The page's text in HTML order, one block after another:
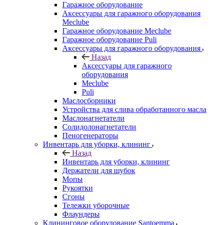
Гаражное оборудование
Аксессуары для гаражного оборудования
Meclube
Гаражное оборудование Meclube
Гаражное оборудование Puli
Аксессуары для гаражного оборудования
Назад
Аксессуары для гаражного
оборудования
Meclube
Puli
Маслосборники
Устройства для слива обработанного масла
Маслонагнетатели
Солидолонагнетатели
Пеногенераторы
Инвентарь для уборки, клининг
Назад
Инвентарь для уборки, клининг
Держатели для шубок
Мопы
Рукоятки
Сгоны
Тележки уборочные
Флаундеры
Клининговое оборудование Santoemma